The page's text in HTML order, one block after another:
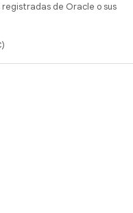
registradas de Oracle o sus